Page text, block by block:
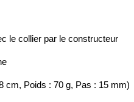
le collier par le constructeur
cm, Poids : 70 g, Pas : 15 mm)